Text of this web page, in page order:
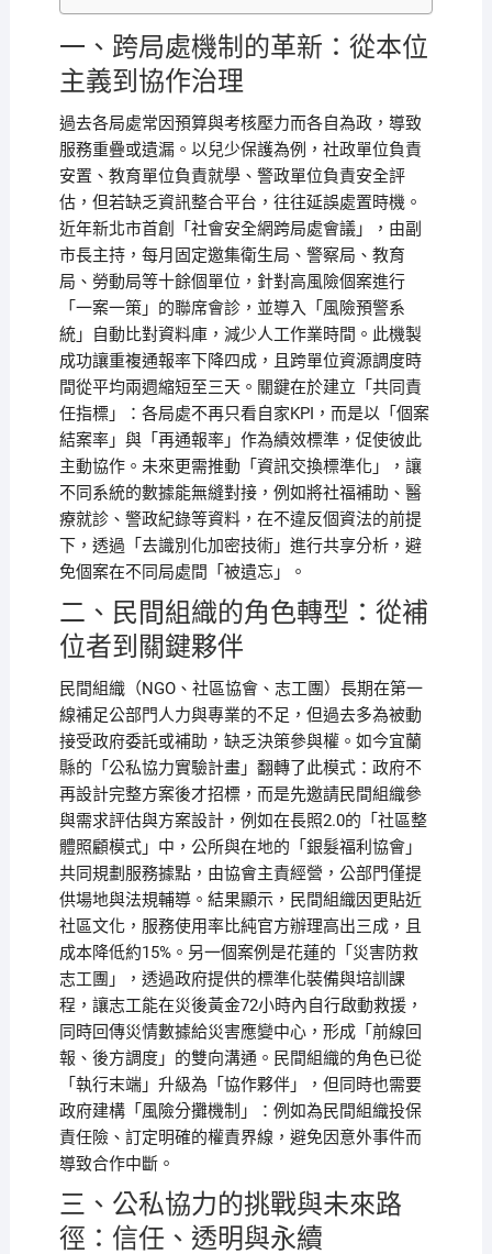
一、跨局處機制的革新：從本位
主義到協作治理
過去各局處常因預算與考核壓力而各自為政，導致
服務重疊或遺漏。以兒少保護為例，社政單位負責
安置、教育單位負責就學、警政單位負責安全評
估，但若缺乏資訊整合平台，往往延誤處置時機。
近年新北市首創「社會安全網跨局處會議」，由副
市長主持，每月固定邀集衛生局、警察局、教育
局、勞動局等十餘個單位，針對高風險個案進行
「一案一策」的聯席會診，並導入「風險預警系
統」自動比對資料庫，減少人工作業時間。此機製
成功讓重複通報率下降四成，且跨單位資源調度時
間從平均兩週縮短至三天。關鍵在於建立「共同責
任指標」：各局處不再只看自家KPI，而是以「個案
結案率」與「再通報率」作為績效標準，促使彼此
主動協作。未來更需推動「資訊交換標準化」，讓
不同系統的數據能無縫對接，例如將社福補助、醫
療就診、警政紀錄等資料，在不違反個資法的前提
下，透過「去識別化加密技術」進行共享分析，避
免個案在不同局處間「被遺忘」。
二、民間組織的角色轉型：從補
位者到關鍵夥伴
民間組織（NGO、社區協會、志工團）長期在第一
線補足公部門人力與專業的不足，但過去多為被動
接受政府委託或補助，缺乏決策參與權。如今宜蘭
縣的「公私協力實驗計畫」翻轉了此模式：政府不
再設計完整方案後才招標，而是先邀請民間組織參
與需求評估與方案設計，例如在長照2.0的「社區整
體照顧模式」中，公所與在地的「銀髮福利協會」
共同規劃服務據點，由協會主責經營，公部門僅提
供場地與法規輔導。結果顯示，民間組織因更貼近
社區文化，服務使用率比純官方辦理高出三成，且
成本降低約15%。另一個案例是花蓮的「災害防救
志工團」，透過政府提供的標準化裝備與培訓課
程，讓志工能在災後黃金72小時內自行啟動救援，
同時回傳災情數據給災害應變中心，形成「前線回
報、後方調度」的雙向溝通。民間組織的角色已從
「執行末端」升級為「協作夥伴」，但同時也需要
政府建構「風險分攤機制」：例如為民間組織投保
責任險、訂定明確的權責界線，避免因意外事件而
導致合作中斷。
三、公私協力的挑戰與未來路
徑：信任、透明與永續